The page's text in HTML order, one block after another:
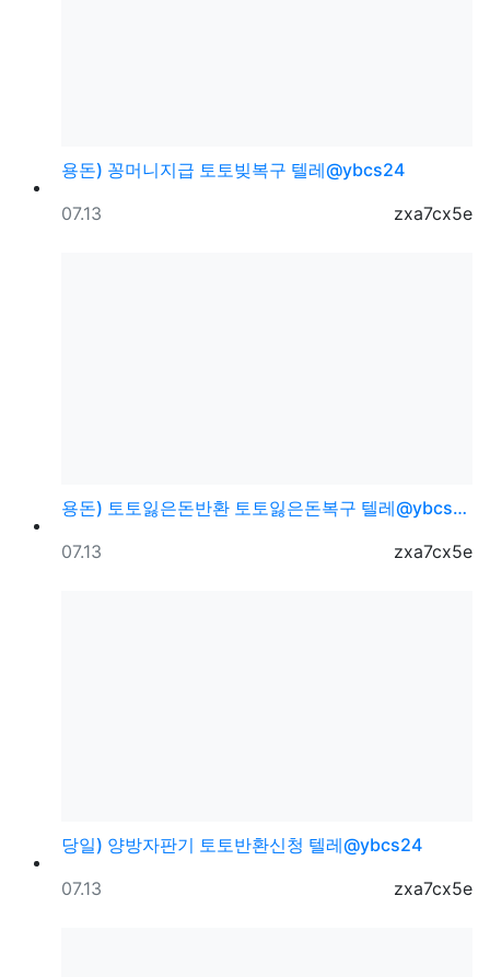
용돈) 꽁머니지급 토토빚복구 텔레@ybcs24
등록자
zxa7cx5e
등록일
07.13
용돈) 토토잃은돈반환 토토잃은돈복구 텔레@ybcs24
등록자
zxa7cx5e
등록일
07.13
당일) 양방자판기 토토반환신청 텔레@ybcs24
등록자
zxa7cx5e
등록일
07.13